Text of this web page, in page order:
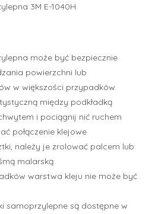
3M E-1040H
może być bezpiecznie
powierzchni lub
w większości przypadków
między podkładką
i pociągnij nić ruchem
połączenie klejowe
należy je zrolować palcem lub
malarską
warstwa kleju nie może być
samoprzylepne są dostępne w